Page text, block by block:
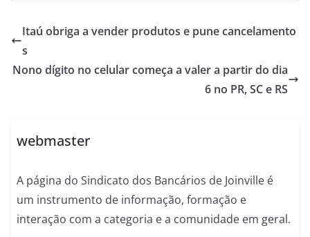
Itaú obriga a vender produtos e pune cancelamento
s
Nono dígito no celular começa a valer a partir do dia
6 no PR, SC e RS
webmaster
A página do Sindicato dos Bancários de Joinville é
um instrumento de informação, formação e
interação com a categoria e a comunidade em geral.